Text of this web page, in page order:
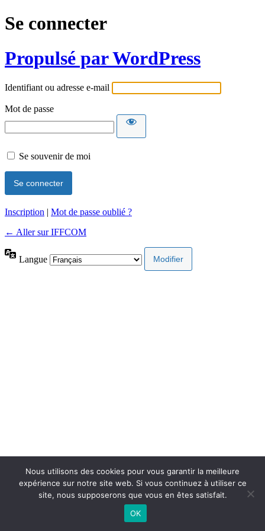
Se connecter
Propulsé par WordPress
Identifiant ou adresse e-mail
Mot de passe
Se souvenir de moi
Inscription | Mot de passe oublié ?
← Aller sur IFFCOM
Langue
Nous utilisons des cookies pour vous garantir la meilleure
expérience sur notre site web. Si vous continuez à utiliser ce
site, nous supposerons que vous en êtes satisfait.
OK